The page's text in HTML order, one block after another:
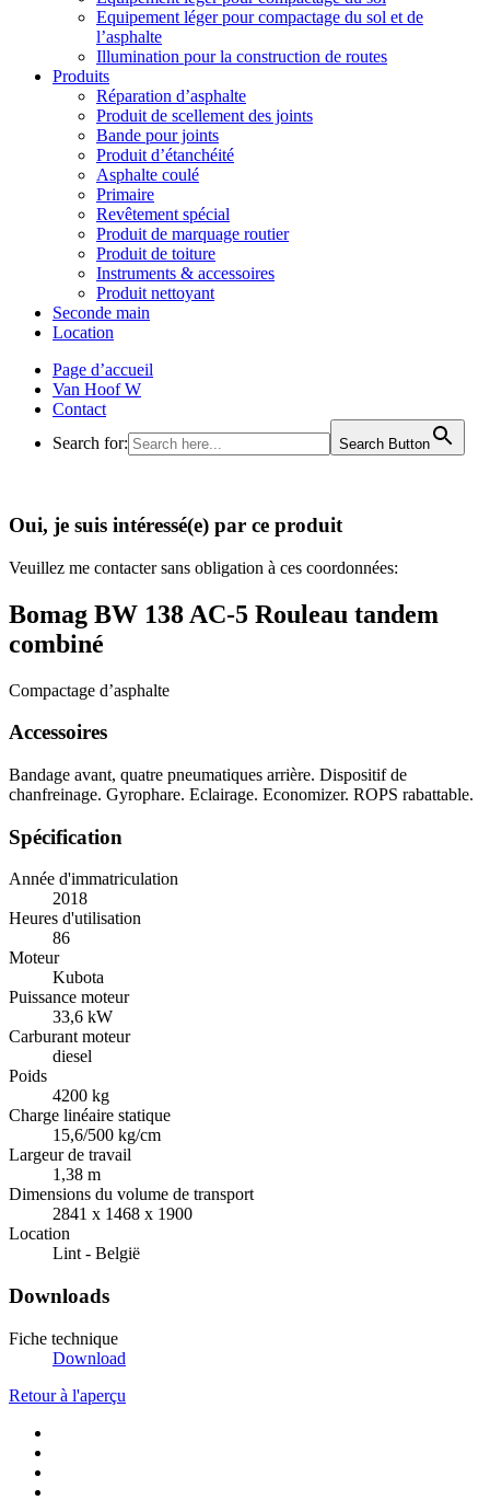
Equipement léger pour compactage du sol et de
l’asphalte
Illumination pour la construction de routes
Produits
Réparation d’asphalte
Produit de scellement des joints
Bande pour joints
Produit d’étanchéité
Asphalte coulé
Primaire
Revêtement spécial
Produit de marquage routier
Produit de toiture
Instruments & accessoires
Produit nettoyant
Seconde main
Location
Page d’accueil
Van Hoof W
Contact
Search for:
Search Button
Oui, je suis intéressé(e) par ce produit
Veuillez me contacter sans obligation à ces coordonnées:
Bomag BW 138 AC-5 Rouleau tandem
combiné
Compactage d’asphalte
Accessoires
Bandage avant, quatre pneumatiques arrière. Dispositif de
chanfreinage. Gyrophare. Eclairage. Economizer. ROPS rabattable.
Spécification
Année d'immatriculation
2018
Heures d'utilisation
86
Moteur
Kubota
Puissance moteur
33,6 kW
Carburant moteur
diesel
Poids
4200 kg
Charge linéaire statique
15,6/500 kg/cm
Largeur de travail
1,38 m
Dimensions du volume de transport
2841 x 1468 x 1900
Location
Lint - België
Downloads
Fiche technique
Download
Retour à l'aperçu